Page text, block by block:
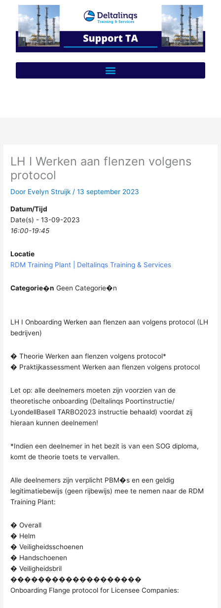
inhoud
LH I Werken aan flenzen volgens
protocol
Door Evelyn Struijk /13 september 2023
Datum/Tijd
Date(s) - 13-09-2023
16:00-19:45
Locatie
RDM Training Plant | Deltalinqs Training & Services
Categorie�n Geen Categorie�n
LH I Onboarding Werken aan flenzen aan volgens protocol (LH
bedrijven)
� Theorie Werken aan flenzen volgens protocol*
� Praktijkassessment Werken aan flenzen volgens protocol
Let op: alle deelnemers moeten zijn voorzien van de
theoretische onboarding (Deltalinqs Poortinstructie/
LyondellBasell TARBO2023 instructie behaald) voordat zij
hieraan kunnen deelnemen!
*Indien een deelnemer in het bezit is van een SOG diploma,
komt de theorie toets te vervallen.
Alle deelnemers zijn verplicht PBM�s en een geldig
legitimatiebewijs (geen rijbewijs) mee te nemen naar de RDM
Training Plant:
� Overall
� Helm
� Veiligheidsschoenen
� Handschoenen
� Veiligheidsbril
�������������������
Onboarding Flange protocol for Licensee Companies: